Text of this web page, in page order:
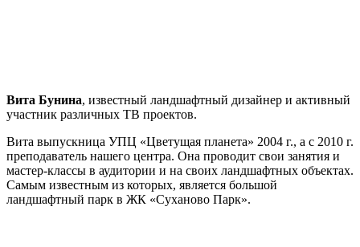
Вита Бунина, известный ландшафтный дизайнер и активный
участник различных ТВ проектов.
Вита выпускница УПЦ «Цветущая планета» 2004 г., а с 2010 г.
преподаватель нашего центра. Она проводит свои занятия и
мастер-классы в аудитории и на своих ландшафтных объектах.
Самым известным из которых, является большой
ландшафтный парк в ЖК «Суханово Парк».